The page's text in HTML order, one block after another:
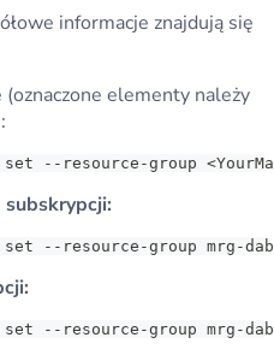
informacje znajdują się
elementy należy
--resource-group
subskrypcji:
--resource-group mrg-
--resource-group mrg-